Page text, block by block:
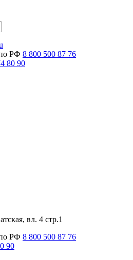
РФ 8 800 500 87 76
80 90
вл. 4 стр.1
РФ 8 800 500 87 76
90